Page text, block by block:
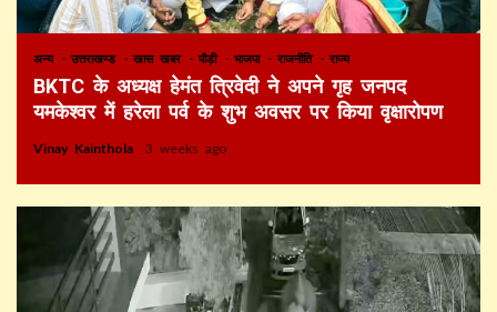
अन्य उत्तराखण्ड खास खबर पौड़ी भाजपा राजनीति राज्य
BKTC के अध्यक्ष हेमंत त्रिवेदी ने अपने गृह जनपद
यमकेश्वर में हरेला पर्व के शुभ अवसर पर किया वृक्षारोपण
Vinay Kainthola 3 weeks ago